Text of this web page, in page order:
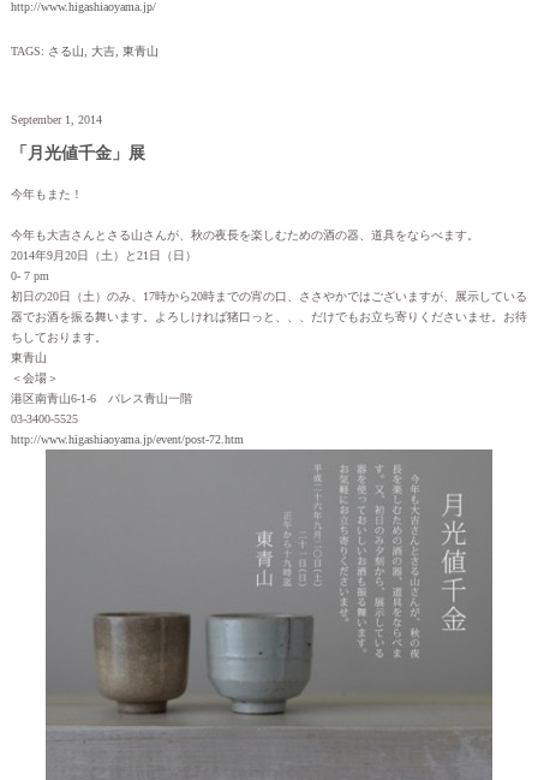
http://www.higashiaoyama.jp/
TAGS: さる山, 大吉, 東青山
September 1, 2014
「月光値千金」展
今年もまた！
今年も大吉さんとさる山さんが、秋の夜長を楽しむための酒の器、道具をならべます。
2014年9月20日（土）と21日（日）
0- 7 pm
初日の20日（土）のみ、17時から20時までの宵の口、ささやかではございますが、展示している
器でお酒を振る舞います。よろしければ猪口っと、、、だけでもお立ち寄りくださいませ。お待
ちしております。
東青山
＜会場＞
港区南青山6-1-6 パレス青山一階
03-3400-5525
http://www.higashiaoyama.jp/event/post-72.htm